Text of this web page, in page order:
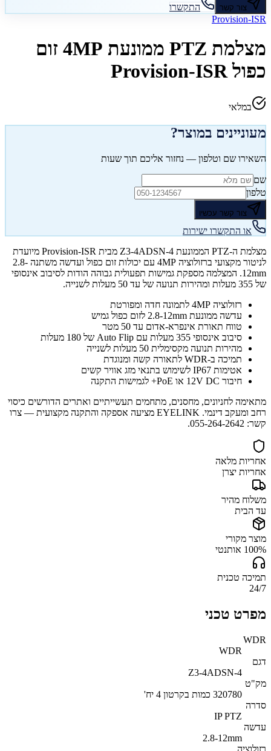
צור קשר
התקשרו
Provision-ISR
מצלמת PTZ ממונעת 4MP זום
כפול Provision-ISR
במלאי
מעוניינים במוצר?
השאירו שם וטלפון — נחזור אליכם תוך שעות
שם
טלפון
צור קשר עכשיו
או התקשרו ישירות
מצלמת ה-PTZ הממונעת Z3-4ADSN-4 מבית Provision-ISR מיועדת
לניטור מקצועי ברזולוציה 4MP עם יכולות זום כפול ועדשה משתנה 2.8-
12mm. המצלמה מספקת גמישות תפעולית גבוהה הודות לסיבוב אינסופי
של 355 מעלות ומהירות תנועה של עד 50 מעלות לשנייה.
רזולוציה 4MP לתמונה חדה ומפורטת
עדשה ממונעת 2.8-12mm לזום כפול גמיש
טווח תאורת אינפרא-אדום עד 50 מטר
סיבוב אינסופי 355 מעלות עם Auto Flip של 180 מעלות
מהירות תנועה מקסימלית 50 מעלות לשנייה
תמיכה ב-WDR לתאורה קשה ומנוגדת
אטימות IP67 לשימוש בתנאי מזג אוויר קשים
חיבור 12V DC או PoE+ לגמישות התקנה
מתאימה לחניונים, מחסנים, מתחמים תעשייתיים ואתרים הדורשים כיסוי
רחב ומעקב דינמי. EYELINK מציעה אספקה והתקנה מקצועית — צרו
קשר: 055-264-2642.
אחריות מלאה
אחריות יצרן
משלוח מהיר
עד הבית
מוצר מקורי
100% אותנטי
תמיכה טכנית
24/7
מפרט טכני
WDR
WDR
דגם
Z3-4ADSN-4
מק"ט
320780 כמות בקרטון 4 יח'
סדרה
IP PTZ
עדשה
2.8-12mm
רזולוציה